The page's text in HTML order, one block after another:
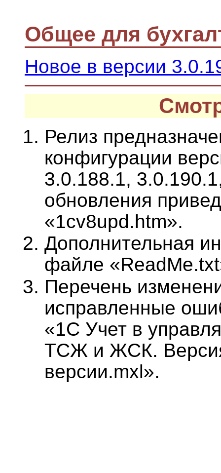
Общее для
Новое в версии
Релиз
конфигурации
3.0.188.1,
обновления
«1cv8upd.htm».
Дополнительная
файле
Перечень
исправленные
«1С Учет в
ТСЖ и ЖСК.
версии.mxl».